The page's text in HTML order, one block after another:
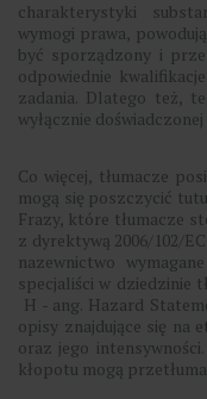
charakterystyki
wymogi prawa,
być sporządzony i
odpowiednie
zadania. Dlatego też,
wyłącznie
Co więcej, tłumacze
mogą się poszczycić
Frazy, które tłumacze
z dyrektywą 2006/102/
nazewnictwo
specjaliści w dziedzinie
H - ang. Hazard
opisy znajdujące się na
oraz jego
kłopotu mogą